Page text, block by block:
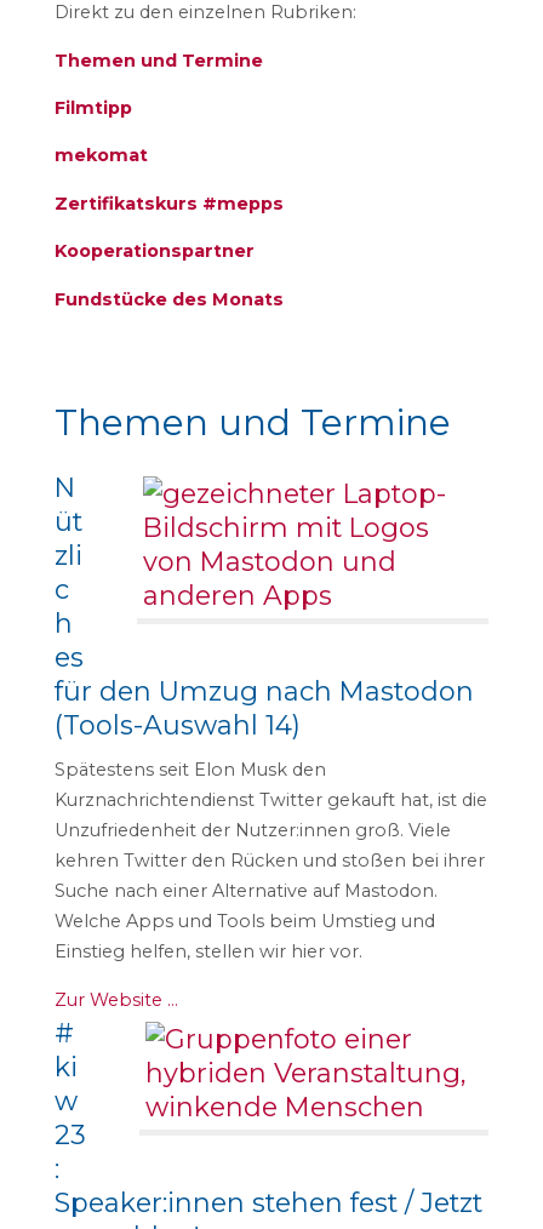
Direkt zu den einzelnen Rubriken:
Themen und Termine
Filmtipp
mekomat
Zertifikatskurs #mepps
Kooperationspartner
Fundstücke des Monats
Themen und Termine
N
üt
zli
c
h
es
für den Umzug nach Mastodon
(Tools-Auswahl 14)
Spätestens seit Elon Musk den
Kurznachrichtendienst Twitter gekauft hat, ist die
Unzufriedenheit der Nutzer:innen groß. Viele
kehren Twitter den Rücken und stoßen bei ihrer
Suche nach einer Alternative auf Mastodon.
Welche Apps und Tools beim Umstieg und
Einstieg helfen, stellen wir hier vor.
Zur Website …
#
ki
w
23
:
Speaker:innen stehen fest / Jetzt